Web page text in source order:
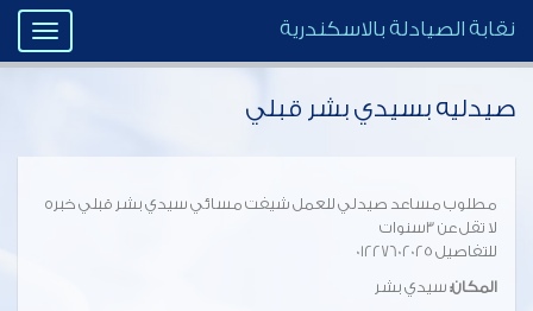
Toggle
نقابة الصيادلة بالاسكندرية
صيدليه بسيدي بشر قبلي
مطلوب مساعد صيدلي للعمل شيفت مسائي سيدي بشر قبلي خبره
لا تقل عن 3سنوات
للتفاصيل 01227602025
المكان: سيدي بشر